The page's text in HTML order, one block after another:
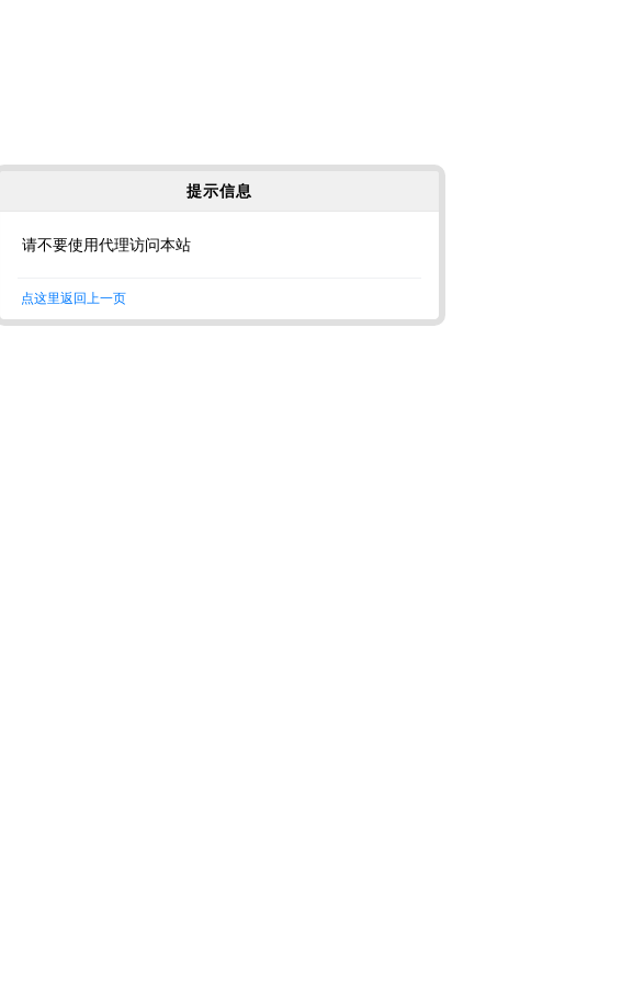
提示信息
请不要使用代理访问本站
点这里返回上一页